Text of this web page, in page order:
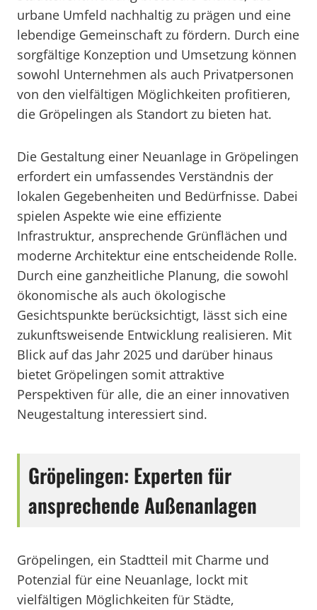
urbane Umfeld nachhaltig zu prägen und eine
lebendige Gemeinschaft zu fördern. Durch eine
sorgfältige Konzeption und Umsetzung können
sowohl Unternehmen als auch Privatpersonen
von den vielfältigen Möglichkeiten profitieren,
die Gröpelingen als Standort zu bieten hat.
Die Gestaltung einer Neuanlage in Gröpelingen
erfordert ein umfassendes Verständnis der
lokalen Gegebenheiten und Bedürfnisse. Dabei
spielen Aspekte wie eine effiziente
Infrastruktur, ansprechende Grünflächen und
moderne Architektur eine entscheidende Rolle.
Durch eine ganzheitliche Planung, die sowohl
ökonomische als auch ökologische
Gesichtspunkte berücksichtigt, lässt sich eine
zukunftsweisende Entwicklung realisieren. Mit
Blick auf das Jahr 2025 und darüber hinaus
bietet Gröpelingen somit attraktive
Perspektiven für alle, die an einer innovativen
Neugestaltung interessiert sind.
Gröpelingen: Experten für
ansprechende Außenanlagen
Gröpelingen, ein Stadtteil mit Charme und
Potenzial für eine Neuanlage, lockt mit
vielfältigen Möglichkeiten für Städte,